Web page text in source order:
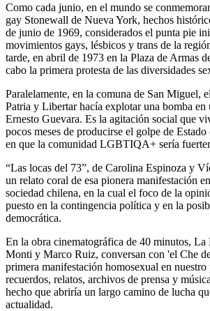
Como cada junio, en el mundo se
gay Stonewall de Nueva York, hechos
de junio de 1969, considerados el punta pie
movimientos gays, lésbicos y trans de la
tarde, en abril de 1973 en la Plaza de Armas
cabo la primera protesta de las diversidades
Paralelamente, en la comuna de San Miguel,
Patria y Libertar hacía explotar una bomba en
Ernesto Guevara. Es la agitación social que
pocos meses de producirse el golpe de
en que la comunidad LGBTIQA+ sería
“Las locas del 73”, de Carolina Espinoza y
un relato coral de esa pionera manifestación
sociedad chilena, en la cual el foco de la
puesto en la contingencia política y en la
democrática.
En la obra cinematográfica de 40 minutos,
Monti y Marco Ruiz, conversan con 'el Che
primera manifestación homosexual en nuestro
recuerdos, relatos, archivos de prensa y
hecho que abriría un largo camino de lucha
actualidad.